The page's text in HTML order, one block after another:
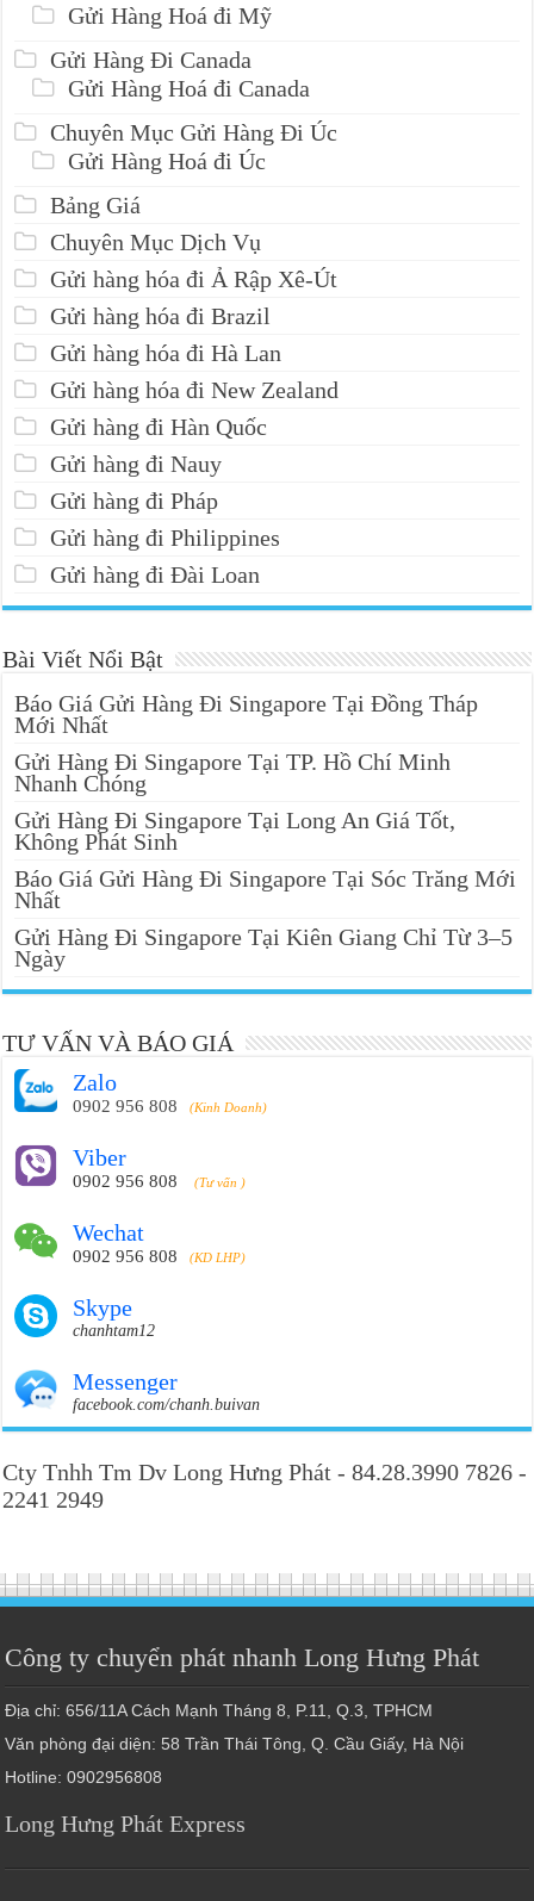
Gửi Hàng Hoá đi Mỹ
Gửi Hàng Đi Canada
Gửi Hàng Hoá đi Canada
Chuyên Mục Gửi Hàng Đi Úc
Gửi Hàng Hoá đi Úc
Bảng Giá
Chuyên Mục Dịch Vụ
Gửi hàng hóa đi Ả Rập Xê-Út
Gửi hàng hóa đi Brazil
Gửi hàng hóa đi Hà Lan
Gửi hàng hóa đi New Zealand
Gửi hàng đi Hàn Quốc
Gửi hàng đi Nauy
Gửi hàng đi Pháp
Gửi hàng đi Philippines
Gửi hàng đi Đài Loan
Bài Viết Nổi Bật
Báo Giá Gửi Hàng Đi Singapore Tại Đồng Tháp
Mới Nhất
Gửi Hàng Đi Singapore Tại TP. Hồ Chí Minh
Nhanh Chóng
Gửi Hàng Đi Singapore Tại Long An Giá Tốt,
Không Phát Sinh
Báo Giá Gửi Hàng Đi Singapore Tại Sóc Trăng Mới
Nhất
Gửi Hàng Đi Singapore Tại Kiên Giang Chỉ Từ 3–5
Ngày
TƯ VẤN VÀ BÁO GIÁ
Zalo
0902 956 808 (Kinh Doanh)
Viber
0902 956 808 (Tư vấn )
Wechat
0902 956 808 (KD LHP)
Skype
chanhtam12
Messenger
facebook.com/chanh.buivan
Cty Tnhh Tm Dv Long Hưng Phát - 84.28.3990 7826 -
2241 2949
Công ty chuyển phát nhanh Long Hưng Phát
Địa chỉ: 656/11A Cách Mạnh Tháng 8, P.11, Q.3, TPHCM
Văn phòng đại diện: 58 Trần Thái Tông, Q. Cầu Giấy, Hà Nội
Hotline: 0902956808
Long Hưng Phát Express